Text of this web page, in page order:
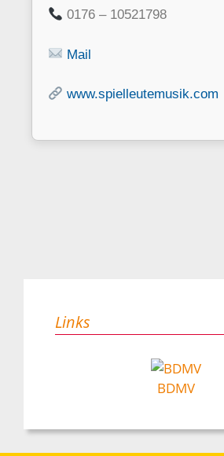
0176 – 10521798
Mail
www.spielleutemusik.com
Links
BDMV